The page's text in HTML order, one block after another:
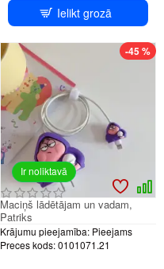
Ielikt grozā
Ir noliktavā
-45 %
Krājumu pieejamība: Pieejams
Preces kods:0101071.21
Maciņš lādētājam un vadam,
Patriks